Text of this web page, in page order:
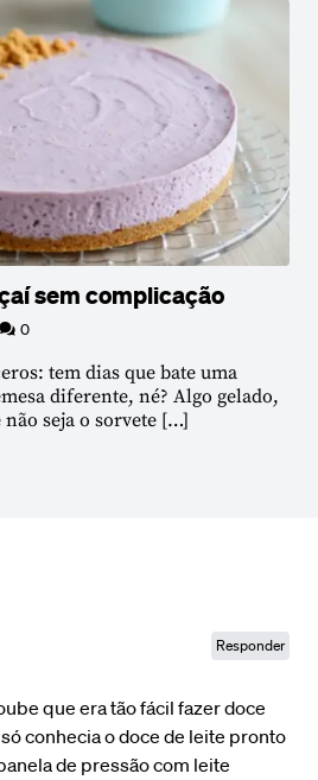
sem complicação
0
tem dias que bate uma
diferente, né? Algo gelado,
seja o sorvete […]
Responder
que era tão fácil fazer doce
conhecia o doce de leite pronto
de pressão com leite